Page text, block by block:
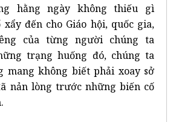
hằng ngày không thiếu gì
đến cho Giáo hội, quốc gia,
của từng người chúng ta
trạng huống đó, chúng ta
mang không biết phải xoay sở
nản lòng trước những biến cố